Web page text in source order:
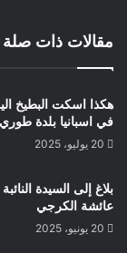
مقالات ذات صلة
هكذا اسكت البطيخ
في اسبانيا بلدة
20 يوليو، 2025
بلاغ إلى السيدة
عائشة الكرجي
20 يونيو، 2025